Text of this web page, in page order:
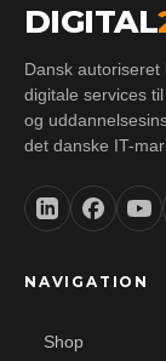
DIGITAL
Dansk
digitale services
og
det danske IT-
NAVIGATION
Shop